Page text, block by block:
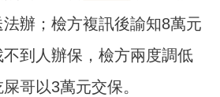
辦；檢方複訊後諭知8萬元
到人辦保，檢方兩度調低
哥以3萬元交保。